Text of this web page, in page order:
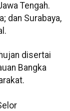
Tengah.
dan Surabaya,
disertai
Bangka